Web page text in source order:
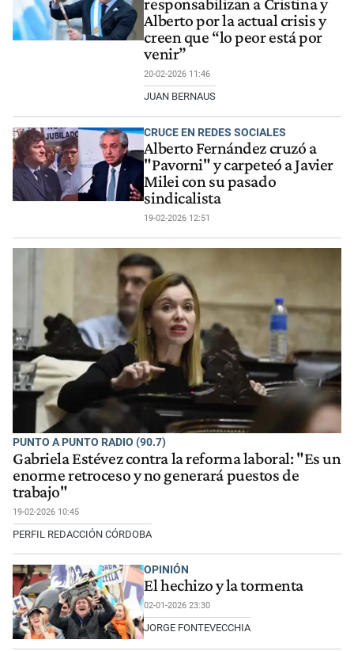
responsabilizan a Cristina y
Alberto por la actual crisis y
creen que “lo peor está por
venir”
20-02-2026 11:46
JUAN BERNAUS
CRUCE EN REDES SOCIALES
Alberto Fernández cruzó a
"Pavorni" y carpeteó a Javier
Milei con su pasado
sindicalista
19-02-2026 12:51
PUNTO A PUNTO RADIO (90.7)
Gabriela Estévez contra la reforma laboral: "Es un
enorme retroceso y no generará puestos de
trabajo"
19-02-2026 10:45
PERFIL REDACCIÓN CÓRDOBA
OPINIÓN
El hechizo y la tormenta
02-01-2026 23:30
JORGE FONTEVECCHIA